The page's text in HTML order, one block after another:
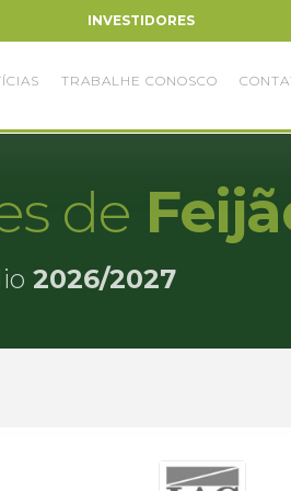
INVESTIDORES
TRABALHE CONOSCO
de
2026/2027